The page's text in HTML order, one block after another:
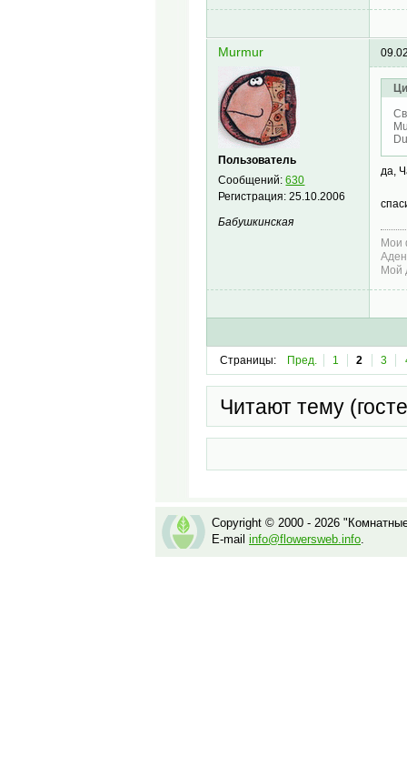
Murmur
Пользователь
Сообщений:630
Регистрация:25.10.2006
Бабушкинская
да,
Мои
Мой
Страницы: Пред. 1 2 3
Читают тему
Copyright © 2000 - 2026
E-mail info@flowersweb.info.